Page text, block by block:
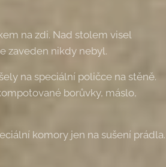
na zdi. Nad stolem visel
zaveden nikdy nebyl.
na speciální poličce na stěně.
borůvky, máslo,
komory jen na sušení prádla.